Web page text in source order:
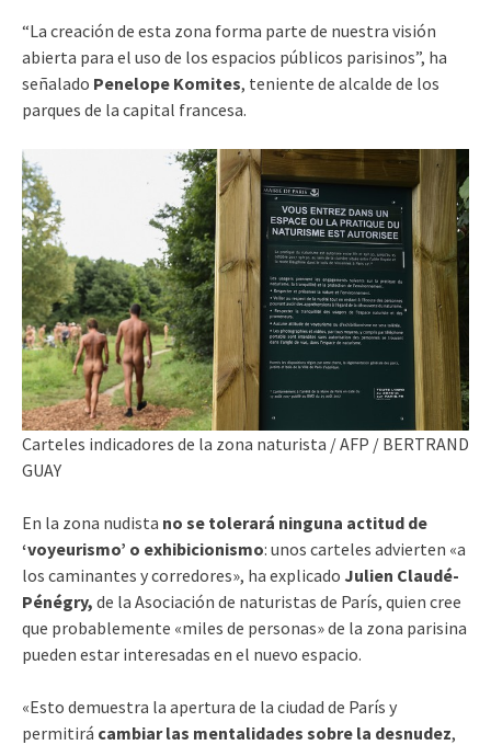
“La creación de esta zona forma parte de nuestra visión
abierta para el uso de los espacios públicos parisinos”, ha
señalado Penelope Komites, teniente de alcalde de los
parques de la capital francesa.
Carteles indicadores de la zona naturista /AFP / BERTRAND
GUAY
En la zona nudista no se tolerará ninguna actitud de
‘voyeurismo’ o exhibicionismo: unos carteles advierten «a
los caminantes y corredores», ha explicado Julien Claudé-
Pénégry, de la Asociación de naturistas de París, quien cree
que probablemente «miles de personas» de la zona parisina
pueden estar interesadas en el nuevo espacio.
«Esto demuestra la apertura de la ciudad de París y
permitirá cambiar las mentalidades sobre la desnudez,